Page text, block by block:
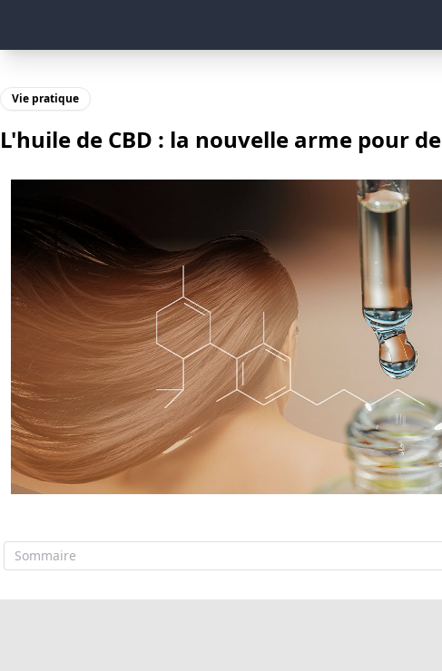
L'huile de CBD : la nouvelle arme pour
Vie pratique
Sommaire